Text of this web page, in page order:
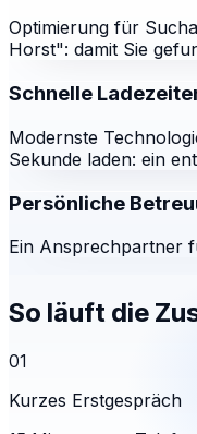
Optimierung für
Horst": damit Sie
Schnelle
Modernste
Sekunde laden: ein
Persönliche
Ein Ansprechpartner
So läuft die
01
Kurzes Erstgespräch